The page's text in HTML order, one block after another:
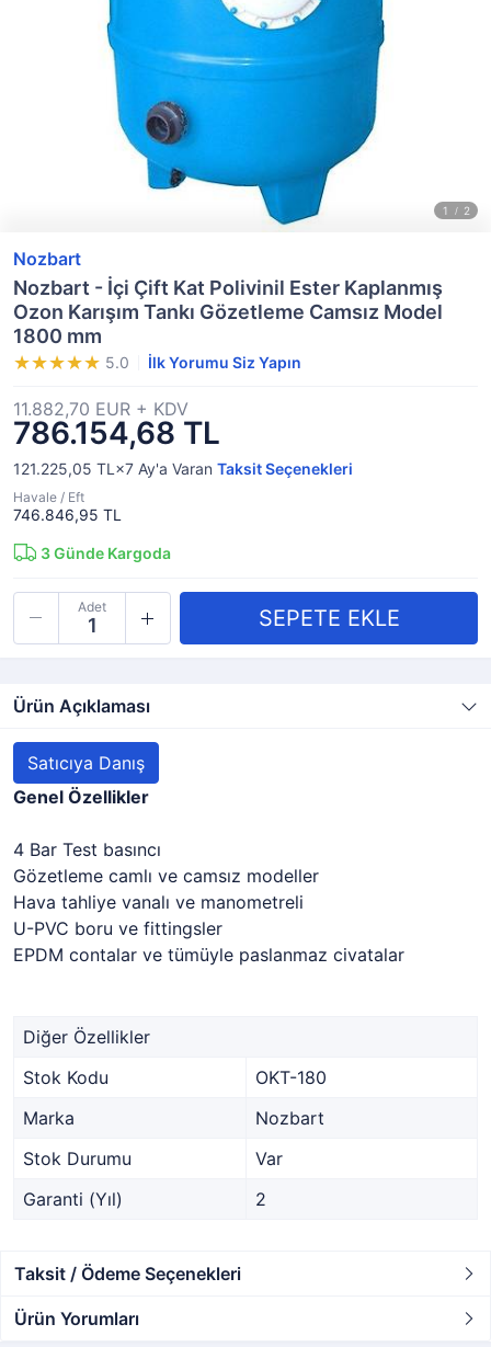
Nozbart
Nozbart - İçi Çift Kat Polivinil Ester Kaplanmış
Ozon Karışım Tankı Gözetleme Camsız Model
1800 mm
5.0 İlk Yorumu Siz Yapın
786.154,68 TL
11.882,70 EUR + KDV
121.225,05 TL×7 Ay'a Varan Taksit Seçenekleri
Havale / Eft
746.846,95 TL
3Günde Kargoda
Adet
Ürün Açıklaması
Satıcıya Danış
Genel Özellikler
4 Bar Test basıncı
Gözetleme camlı ve camsız modeller
Hava tahliye vanalı ve manometreli
U-PVC boru ve fittingsler
EPDM contalar ve tümüyle paslanmaz civatalar
Diğer Özellikler
Stok Kodu
OKT-180
Marka
Nozbart
Stok Durumu
Var
Garanti (Yıl)
2
Taksit / Ödeme Seçenekleri
Ürün Yorumları